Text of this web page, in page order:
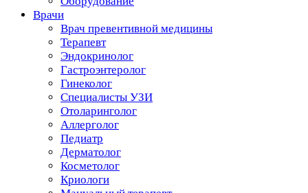
Врачи
Врач превентивной медицины
Терапевт
Эндокринолог
Гастроэнтеролог
Гинеколог
Специалисты УЗИ
Отоларинголог
Аллерголог
Педиатр
Дерматолог
Косметолог
Криологи